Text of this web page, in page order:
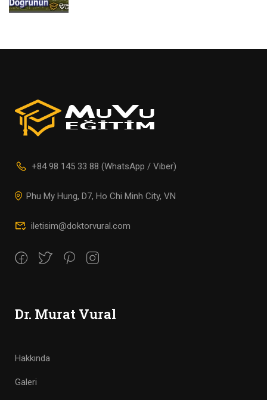
+84 98 145 33 88 (WhatsApp / Viber)
Phu My Hung, D7, Ho Chi Minh City, VN
iletisim@doktorvural.com
Dr. Murat Vural
Hakkında
Galeri